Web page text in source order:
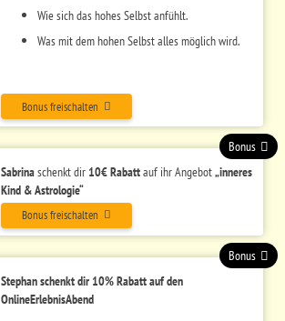
Wie sich das hohes Selbst anfühlt.
Was mit dem hohen Selbst alles möglich wird.
Bonus freischalten
Sabrinaschenkt dir 10€Rabattauf ihr Angebot„inneres
Kind & Astrologie“
Bonus freischalten
Bonus
Stephan schenkt dir 10% Rabatt auf den
OnlineErlebnisAbend
Bonus